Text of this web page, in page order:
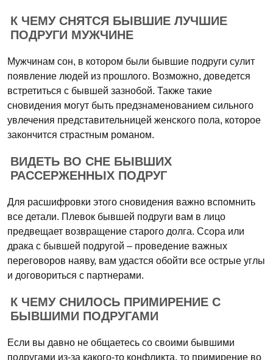
К ЧЕМУ СНЯТСЯ БЫВШИЕ ЛУЧШИЕ
ПОДРУГИ МУЖЧИНЕ
Мужчинам сон, в котором были бывшие подруги сулит
появление людей из прошлого. Возможно, доведется
встретиться с бывшей зазнобой. Также такие
сновидения могут быть предзнаменованием сильного
увлечения представительницей женского пола, которое
закончится страстным романом.
ВИДЕТЬ ВО СНЕ БЫВШИХ
РАССЕРЖЕННЫХ ПОДРУГ
Для расшифровки этого сновидения важно вспомнить
все детали. Плевок бывшей подруги вам в лицо
предвещает возвращение старого долга. Ссора или
драка с бывшей подругой – проведение важных
переговоров наяву, вам удастся обойти все острые углы
и договориться с партнерами.
К ЧЕМУ СНИЛОСЬ ПРИМИРЕНИЕ С
БЫВШИМИ ПОДРУГАМИ
Если вы давно не общаетесь со своими бывшими
подругами из-за какого-то конфликта, то примирение во